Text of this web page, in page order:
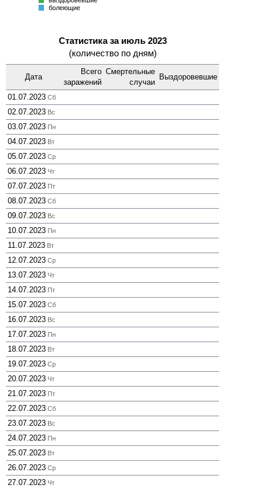
болеющие
Статистика за июль 2023
(количество по дням)
Дата
Всего
зара­жений
Смер­тельные
случаи
Выздоро­вевшие
01.07.2023 Сб
02.07.2023 Вс
03.07.2023 Пн
04.07.2023 Вт
05.07.2023 Ср
06.07.2023 Чт
07.07.2023 Пт
08.07.2023 Сб
09.07.2023 Вс
10.07.2023 Пн
11.07.2023 Вт
12.07.2023 Ср
13.07.2023 Чт
14.07.2023 Пт
15.07.2023 Сб
16.07.2023 Вс
17.07.2023 Пн
18.07.2023 Вт
19.07.2023 Ср
20.07.2023 Чт
21.07.2023 Пт
22.07.2023 Сб
23.07.2023 Вс
24.07.2023 Пн
25.07.2023 Вт
26.07.2023 Ср
27.07.2023 Чт